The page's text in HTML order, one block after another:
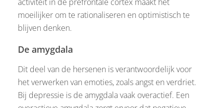
moeilijker om te rationaliseren en optimistisch te
blijven denken.
De amygdala
Dit deel van de hersenen is verantwoordelijk voor
het verwerken van emoties, zoals angst en verdriet.
Bij depressie is de amygdala vaak overactief. Een